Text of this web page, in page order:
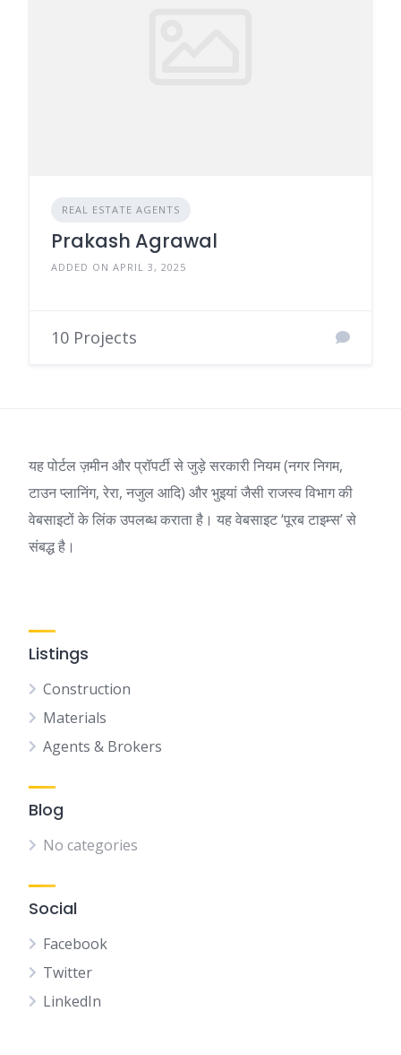
REAL ESTATE AGENTS
Prakash Agrawal
ADDED ON APRIL 3, 2025
10 Projects
यह पोर्टल ज़मीन और प्रॉपर्टी से जुड़े सरकारी नियम (नगर निगम,
टाउन प्लानिंग, रेरा, नजुल आदि) और भुइयां जैसी राजस्व विभाग की
वेबसाइटों के लिंक उपलब्ध कराता है। यह वेबसाइट ‘पूरब टाइम्स’ से
संबद्ध है।
Listings
Construction
Materials
Agents & Brokers
Blog
No categories
Social
Facebook
Twitter
LinkedIn